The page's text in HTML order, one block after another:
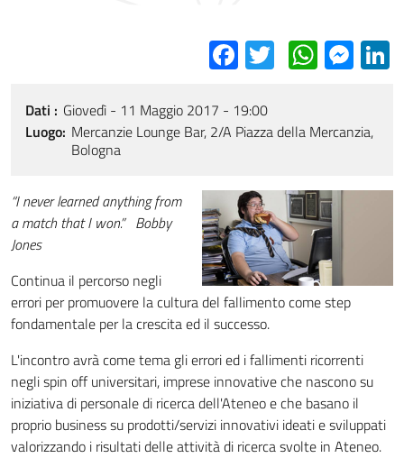
Facebook
Twitter
Dati
Giovedì - 11 Maggio 2017 - 19:00
Luogo Mercanzie Lounge Bar, 2/A Piazza della Mercanzia,
Bologna
“I never learned anything from
a match that I won.” Bobby
Jones
Continua il percorso negli
errori per promuovere la cultura del fallimento come step
fondamentale per la crescita ed il successo.
L'incontro avrà come tema gli errori ed i fallimenti ricorrenti
negli spin off universitari, imprese innovative che nascono su
iniziativa di personale di ricerca dell'Ateneo e che basano il
proprio business su prodotti/servizi innovativi ideati e sviluppati
valorizzando i risultati delle attività di ricerca svolte in Ateneo.